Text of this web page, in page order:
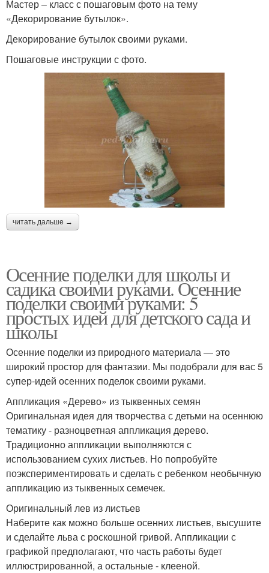
Мастер – класс с пошаговым фото на тему
«Декорирование бутылок».
Декорирование бутылок своими руками.
Пошаговые инструкции с фото.
читать дальше →
Осенние поделки для школы и
садика своими руками. Осенние
поделки своими руками: 5
простых идей для детского сада и
школы
Осенние поделки из природного материала — это
широкий простор для фантазии. Мы подобрали для вас 5
супер-идей осенних поделок своими руками.
Аппликация «Дерево» из тыквенных семян
Оригинальная идея для творчества с детьми на осеннюю
тематику - разноцветная аппликация дерево.
Традиционно аппликации выполняются с
использованием сухих листьев. Но попробуйте
поэкспериментировать и сделать с ребенком необычную
аппликацию из тыквенных семечек.
Оригинальный лев из листьев
Наберите как можно больше осенних листьев, высушите
и сделайте льва с роскошной гривой. Аппликации с
графикой предполагают, что часть работы будет
иллюстрированной, а остальные - клееной.